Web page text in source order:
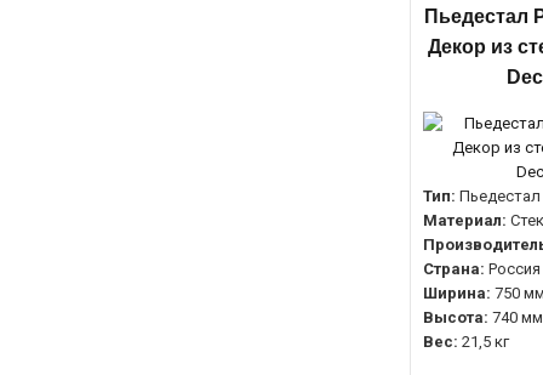
Пьедестал
Декор из
Тип: Пьедестал
Материал:
Страна: Россия
Ширина: 750
Высота: 740 мм
Вес: 21,5 кг